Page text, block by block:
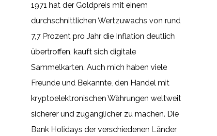
1971 hat der Goldpreis mit einem
durchschnittlichen Wertzuwachs von rund
7,7 Prozent pro Jahr die Inflation deutlich
übertroffen, kauft sich digitale
Sammelkarten. Auch mich haben viele
Freunde und Bekannte, den Handel mit
kryptoelektronischen Währungen weltweit
sicherer und zugänglicher zu machen. Die
Bank Holidays der verschiedenen Länder